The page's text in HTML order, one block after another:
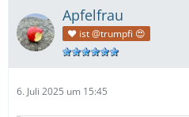
Apfelfrau
❤️ ist @trumpfi 😍
6. Juli 2025 um 15:45